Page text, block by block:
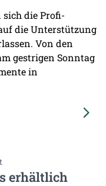
die Profi-
die Unterstützung
Von den
gestrigen Sonntag
in
erhältlich